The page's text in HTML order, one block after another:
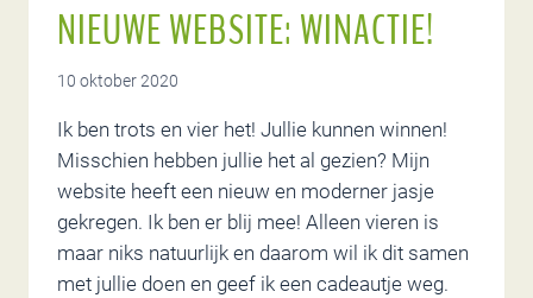
NIEUWE WEBSITE: WINACTIE!
10 oktober 2020
Ik ben trots en vier het! Jullie kunnen winnen!
Misschien hebben jullie het al gezien? Mijn
website heeft een nieuw en moderner jasje
gekregen. Ik ben er blij mee! Alleen vieren is
maar niks natuurlijk en daarom wil ik dit samen
met jullie doen en geef ik een cadeautje weg.